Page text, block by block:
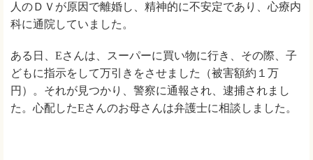
人のＤＶが原因で離婚し、精神的に不安定であり、心療内
科に通院していました。
ある日、Eさんは、スーパーに買い物に行き、その際、子
どもに指示をして万引きをさせました（被害額約１万
円）。それが見つかり、警察に通報され、逮捕されまし
た。心配したEさんのお母さんは弁護士に相談しました。